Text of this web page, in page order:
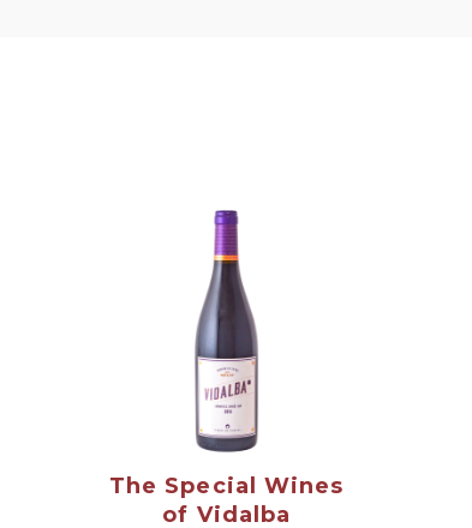
The Special Wines
of Vidalba